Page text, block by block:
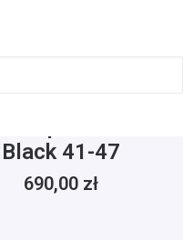
Black 41-47
690,00 zł